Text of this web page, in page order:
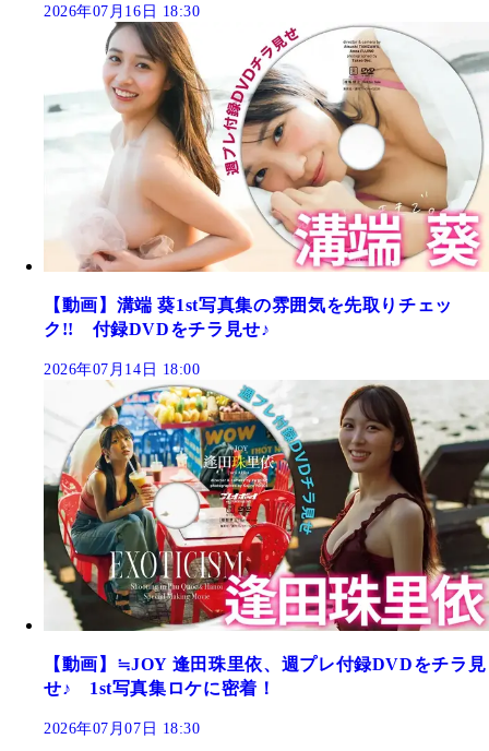
2026年07月16日 18:30
【動画】溝端 葵1st写真集の雰囲気を先取りチェッ
ク!! 付録DVDをチラ見せ♪
2026年07月14日 18:00
【動画】≒JOY 逢田珠里依、週プレ付録DVDをチラ見
せ♪ 1st写真集ロケに密着！
2026年07月07日 18:30